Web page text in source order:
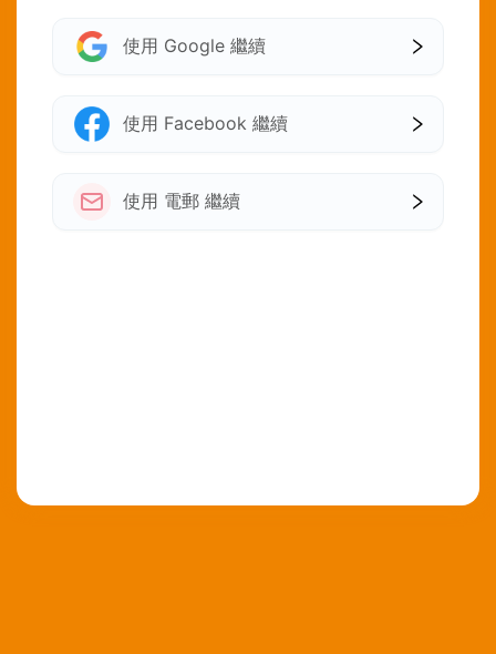
使用 Google 繼續
使用 Facebook 繼續
使用 電郵 繼續